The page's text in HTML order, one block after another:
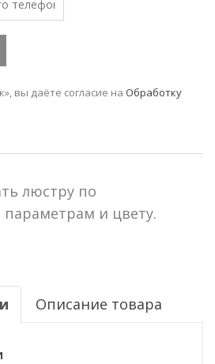
вы даёте согласие на Обработку
люстру по
и цвету.
Описание товара